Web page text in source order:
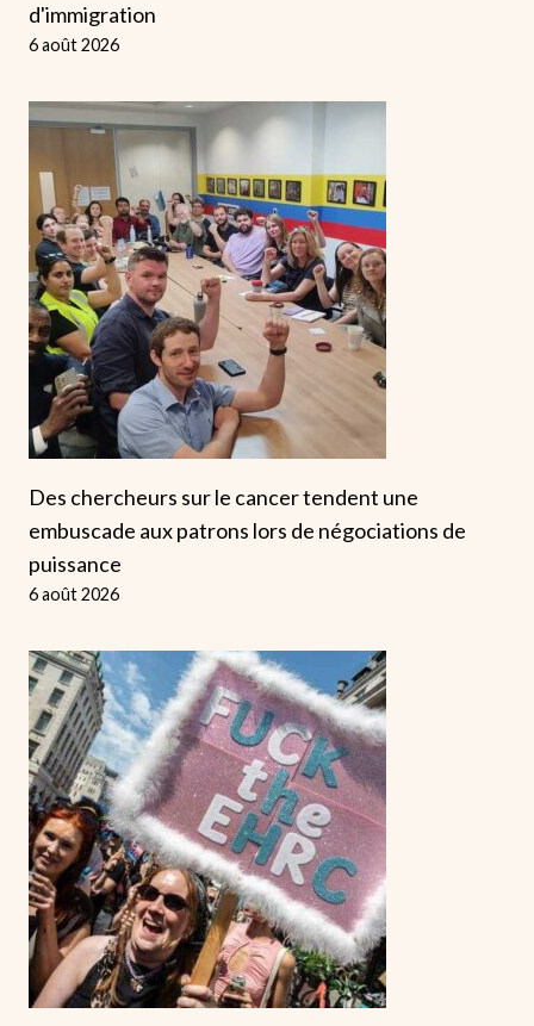
d'immigration
6 août 2026
Des chercheurs sur le cancer tendent une
embuscade aux patrons lors de négociations de
puissance
6 août 2026